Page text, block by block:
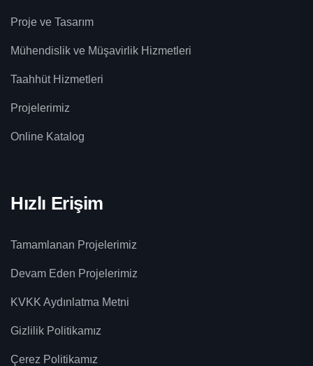
Proje ve Tasarım
Mühendislik ve Müşavirlik Hizmetleri
Taahhüt Hizmetleri
Projelerimiz
Online Katalog
Hızlı Erişim
Tamamlanan Projelerimiz
Devam Eden Projelerimiz
KVKK Aydınlatma Metni
Gizlilik Politikamız
Çerez Politikamız